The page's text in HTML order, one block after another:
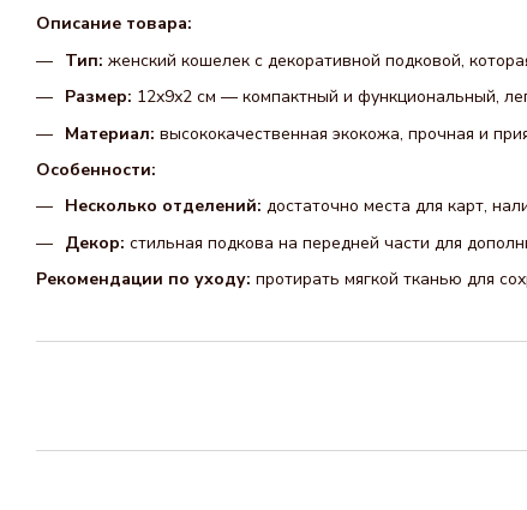
Описание товара:
Тип: женский кошелек с декоративной подковой,
Размер: 12х9х2 см — компактный и функциональный,
Материал: высококачественная экокожа, прочная и
Особенности:
Несколько отделений: достаточно места для карт,
Декор: стильная подкова на передней части для
Рекомендации по уходу: протирать мягкой тканью для